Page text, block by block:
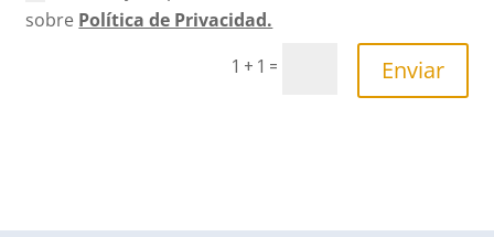
sobre Política de Privacidad.
1 + 1 = Enviar